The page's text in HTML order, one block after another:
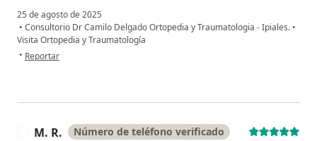
25 de agosto de 2025
• Consultorio Dr Camilo Delgado Ortopedia y Traumatologia - Ipiales. •
Visita Ortopedia y Traumatología
• en opinión del usuario N
Reportar
M. R. Número de teléfono verificado